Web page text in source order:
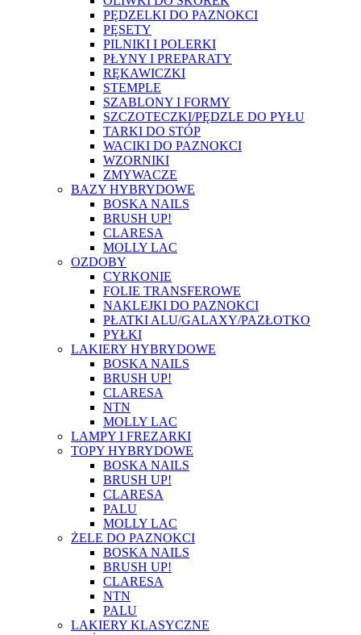
PĘDZELKI DO PAZNOKCI
PĘSETY
PILNIKI I POLERKI
PŁYNY I PREPARATY
RĘKAWICZKI
STEMPLE
SZABLONY I FORMY
SZCZOTECZKI/PĘDZLE DO PYŁU
TARKI DO STÓP
WACIKI DO PAZNOKCI
WZORNIKI
ZMYWACZE
BAZY HYBRYDOWE
BOSKA NAILS
BRUSH UP!
CLARESA
MOLLY LAC
OZDOBY
CYRKONIE
FOLIE TRANSFEROWE
NAKLEJKI DO PAZNOKCI
PŁATKI ALU/GALAXY/PAZŁOTKO
PYŁKI
LAKIERY HYBRYDOWE
BOSKA NAILS
BRUSH UP!
CLARESA
NTN
MOLLY LAC
LAMPY I FREZARKI
TOPY HYBRYDOWE
BOSKA NAILS
BRUSH UP!
CLARESA
PALU
MOLLY LAC
ŻELE DO PAZNOKCI
BOSKA NAILS
BRUSH UP!
CLARESA
NTN
PALU
LAKIERY KLASYCZNE